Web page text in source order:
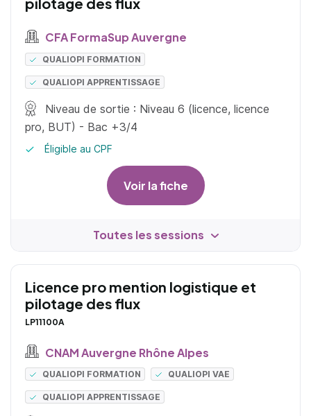
CFA FormaSup Auvergne
QUALIOPI FORMATION
QUALIOPI APPRENTISSAGE
Niveau de sortie : Niveau 6 (licence, licence
pro, BUT) - Bac +3/4
Éligible au CPF
Voir la fiche
Toutes les sessions
Licence pro mention logistique et
pilotage des flux
LP11100A
CNAM Auvergne Rhône Alpes
QUALIOPI FORMATION QUALIOPI VAE
QUALIOPI APPRENTISSAGE